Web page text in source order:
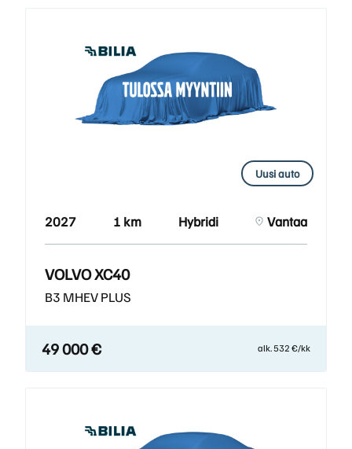
Uusi auto
2027 1 km Hybridi Vantaa
VOLVO XC40
B3 MHEV PLUS
49 000 € alk. 532 €/kk